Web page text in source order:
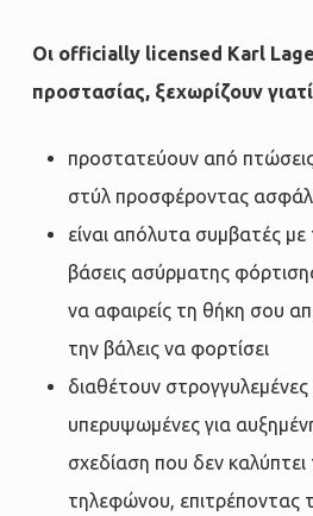
Οι officially licensed Karl
προστασίας, ξεχωρίζουν
προστατεύουν από
στύλ προσφέροντας
είναι απόλυτα συμβατές με
βάσεις ασύρματης
να αφαιρείς τη θήκη σου
την βάλεις να φορτίσει
διαθέτουν στρογγυλεμένες
υπερυψωμένες για
σχεδίαση που δεν
τηλεφώνου, επιτρέποντας